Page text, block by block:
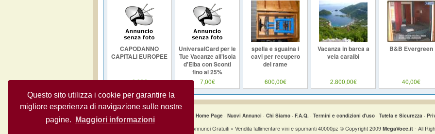
Questo sito utilizza i cookie per garantire la
migliore esperienza di navigazione sulle nostre
pagine.
Maggiori informazioni
CAPODANNO
CAPITALI EUROPEE
0,00€
UniversalCard per le
Tue Vacanze all'Isola
d'Elba con Sconti
fino al 25%
7,00€
spella e sguaina i
cavi per recupero
del rame
600,00€
Vacanza in barca a
vela caraibi
2.800,00€
B&B Evergreen
40,00€
Home Page · Nuovi Annunci · Chi Siamo · F.A.Q. · Termini e condizioni d'uso · Tutela e Sicurezza ·
Annunci Gratuiti » Vendita fallimentare vini e spumanti 40000pz © Copyright 2009 MegaVoce.it- All